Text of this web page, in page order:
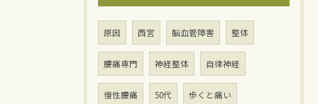
原因 西宮 脳血管障害 整体
腰痛専門 神経整体 自律神経
慢性腰痛 50代 歩くと痛い